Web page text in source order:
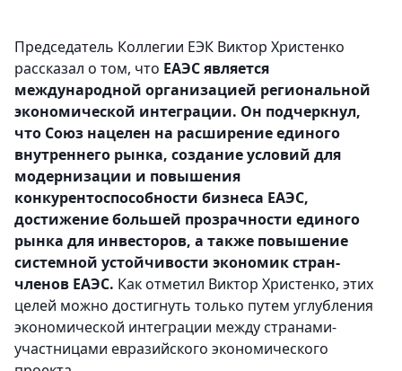
Председатель Коллегии ЕЭК Виктор Христенко
рассказал о том, что ЕАЭС является
международной организацией региональной
экономической интеграции. Он подчеркнул,
что Союз нацелен на расширение единого
внутреннего рынка, создание условий для
модернизации и повышения
конкурентоспособности бизнеса ЕАЭС,
достижение большей прозрачности единого
рынка для инвесторов, а также повышение
системной устойчивости экономик стран-
членов ЕАЭС. Как отметил Виктор Христенко, этих
целей можно достигнуть только путем углубления
экономической интеграции между странами-
участницами евразийского экономического